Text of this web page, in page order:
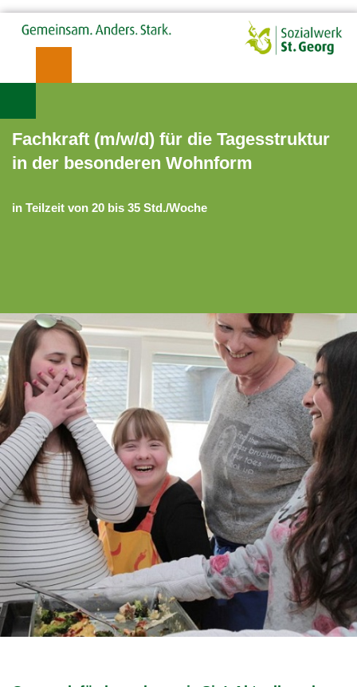
Fachkraft (m/w/d) für die Tagesstruktur
in der besonderen Wohnform
in Teilzeit von 20 bis 35 Std./Woche